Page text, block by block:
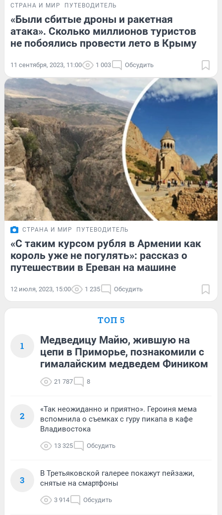
СТРАНА И МИР ПУТЕВОДИТЕЛЬ
«Были сбитые дроны и ракетная
атака». Сколько миллионов туристов
не побоялись провести лето в Крыму
11 сентября, 2023, 11:00 1 003 Обсудить
СТРАНА И МИР ПУТЕВОДИТЕЛЬ
«С таким курсом рубля в Армении как
король уже не погулять»: рассказ о
путешествии в Ереван на машине
12 июля, 2023, 15:00 1 235 Обсудить
ТОП 5
1
Медведицу Майю, жившую на
цепи в Приморье, познакомили с
гималайским медведем Фиником
21 787 8
2
«Так неожиданно и приятно». Героиня мема
вспомнила о съемках с гуру пикапа в кафе
Владивостока
13 325 Обсудить
3
В Третьяковской галерее покажут пейзажи,
снятые на смартфоны
3 914 Обсудить